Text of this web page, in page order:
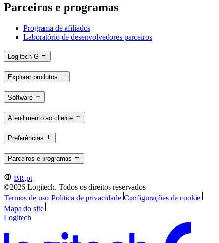
Parceiros e programas
Programa de afiliados
Laboratório de desenvolvedores parceiros
Logitech G
Explorar produtos
Software
Atendimento ao cliente
Preferências
Parceiros e programas
BR,pt
©2026 Logitech. Todos os direitos reservados
Termos de uso Política de privacidade Configurações de cookie
Mapa do site
Logitech